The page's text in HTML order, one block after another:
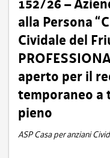
152/26 –
alla Persona
Cividale del
aperto per il
temporaneo a
pieno
ASP Casa per anziani